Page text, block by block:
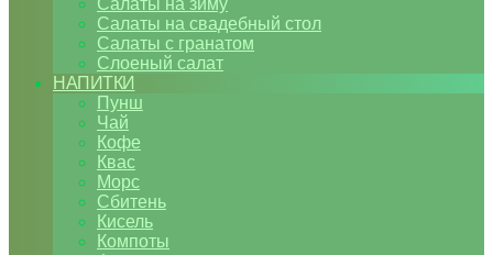
Салаты на зиму
Салаты на свадебный стол
Салаты с гранатом
Слоеный салат
НАПИТКИ
Пунш
Чай
Кофе
Квас
Морс
Сбитень
Кисель
Компоты